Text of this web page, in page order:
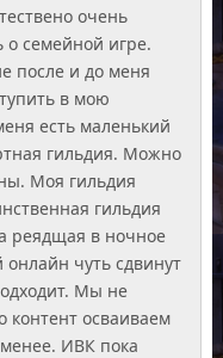
очень
о семейной игре.
после и до меня
в мою
есть маленький
гильдия. Можно
Моя гильдия
гильдия
реядщая в ночное
чуть сдвинут
Мы не
контент осваиваем
ИВК пока